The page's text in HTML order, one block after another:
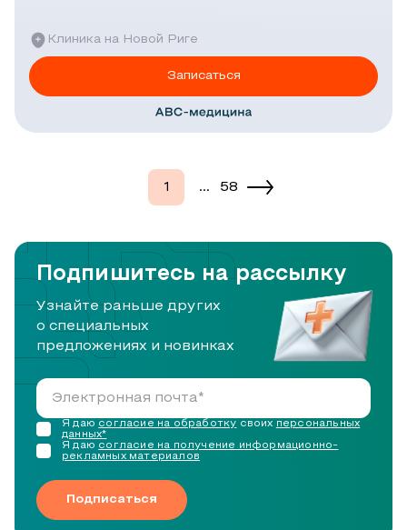
Клиника на Новой Риге
Записаться
1 ... 58
Подпишитесь на рассылку
Узнайте раньше других
о специальных
предложениях и новинках
Подписаться
Я даю согласие на обработку своих персональных
данных*
Я даю согласие на получение информационно-
рекламных материалов